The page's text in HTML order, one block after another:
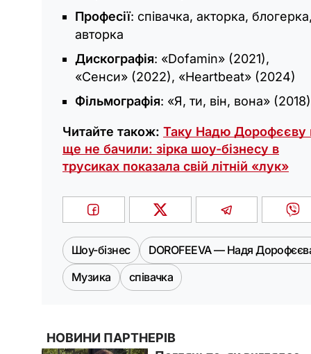
Професії: співачка, акторка,
авторка
Дискографія: «Dofamin» (2021),
«Сенси» (2022), «Heartbeat» (2024)
Фільмографія: «Я, ти, він, вона» (2018)
Читайте також: Таку Надю Дорофєєву
ще не бачили: зірка шоу-бізнесу в
трусиках показала свій літній «лук»
Шоу-бізнес
DOROFEEVA — Надя
Музика
співачка